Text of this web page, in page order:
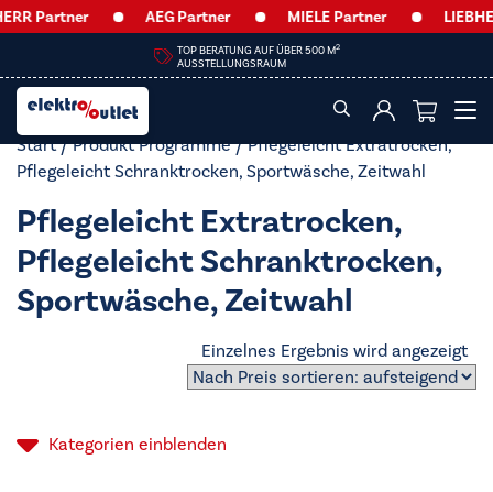
Partner AEG Partner MIELE Partner
TOP BERATUNG AUF ÜBER 500 M2
AUSSTELLUNGSRAUM
Start/ Produkt Programme / Pflegeleicht Extratrocken,
Pflegeleicht Schranktrocken, Sportwäsche, Zeitwahl
Pflegeleicht Extratrocken,
Pflegeleicht Schranktrocken,
Sportwäsche, Zeitwahl
Einzelnes Ergebnis wird angezeigt
Kategorien einblenden